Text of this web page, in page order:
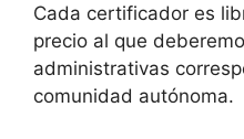
Cada certificador es
precio al que
administrativas
comunidad autónoma.